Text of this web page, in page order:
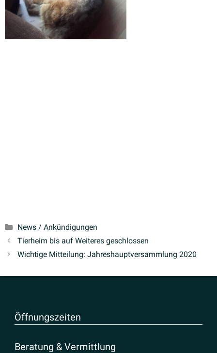
Kategorien
News / Ankündigungen
Tierheim bis auf Weiteres geschlossen
Wichtige Mitteilung: Jahres­haupt­ver­sammlung 2020
Öffnungs­zeiten
Beratung & Vermittlung